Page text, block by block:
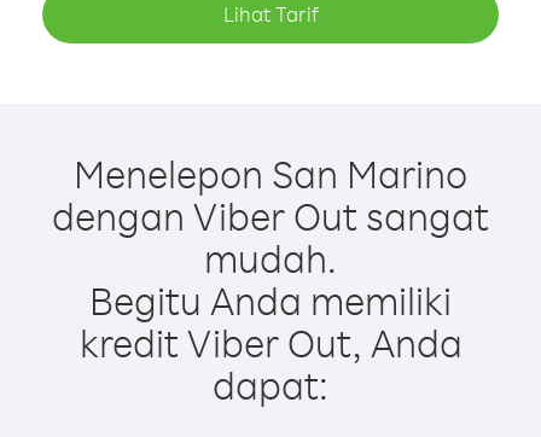
Lihat Tarif
Menelepon San Marino
dengan Viber Out sangat
mudah.
Begitu Anda memiliki
kredit Viber Out, Anda
dapat: